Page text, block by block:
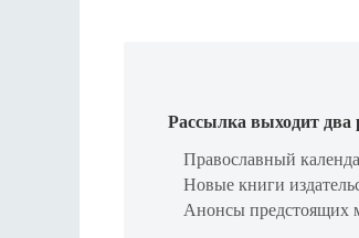
Рассылка выходит два
Православный
Новые книги
Анонсы предстоящих